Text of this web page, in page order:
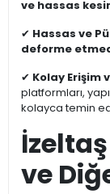
ve hassas
✔ Hassas ve
deforme
✔ Kolay Erişim
platformları,
kolayca temin
ve